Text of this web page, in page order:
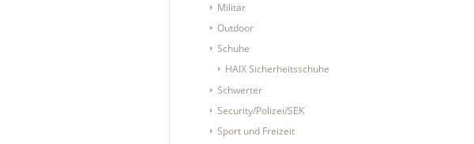
Militär
Outdoor
Schuhe
HAIX Sicherheitsschuhe
Schwerter
Security/Polizei/SEK
Sport und Freizeit